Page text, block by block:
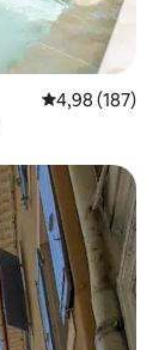
Prosječna
4,98 (187)